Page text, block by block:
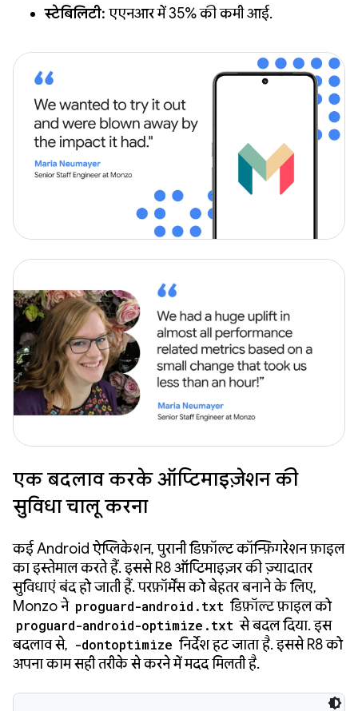
स्टेबिलिटी: एएनआर में 35% की कमी आई.
एक बदलाव करके ऑप्टिमाइज़ेशन की
सुविधा चालू करना
कई Android ऐप्लिकेशन, पुरानी डिफ़ॉल्ट कॉन्फ़िगरेशन फ़ाइल
का इस्तेमाल करते हैं. इससे R8 ऑप्टिमाइज़र की ज़्यादातर
सुविधाएं बंद हो जाती हैं. परफ़ॉर्मेंस को बेहतर बनाने के लिए,
Monzo ने proguard-android.txt डिफ़ॉल्ट फ़ाइल को
proguard-android-optimize.txt से बदल दिया. इस
बदलाव से, -dontoptimize निर्देश हट जाता है. इससे R8 को
अपना काम सही तरीके से करने में मदद मिलती है.